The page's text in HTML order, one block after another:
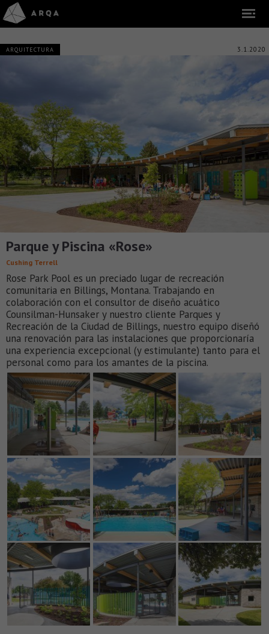
ARQUITECTURA 3.1.2020
Parque y Piscina «Rose»
Cushing Terrell
Rose Park Pool es un preciado lugar de recreación
comunitaria en Billings, Montana. Trabajando en
colaboración con el consultor de diseño acuático
Counsilman-Hunsaker y nuestro cliente Parques y
Recreación de la Ciudad de Billings, nuestro equipo diseñó
una renovación para las instalaciones que proporcionaría
una experiencia excepcional (y estimulante) tanto para el
personal como para los amantes de la piscina.